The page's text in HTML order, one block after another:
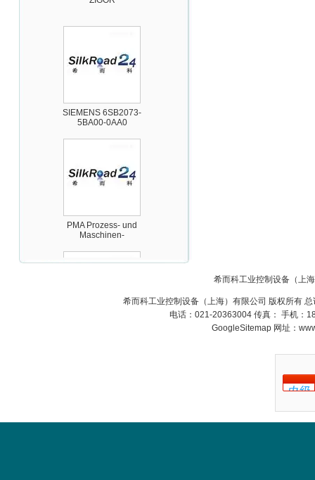
SIEMENS 6SB2073-
5BA00-0AA0
PMA Prozess- und
Maschinen-
Automation GmbH
希而科工业控制设备（上
希而科工业控制设备（上海）有限公司 版权所有
电话：021-20363004 传真： 手机：
GoogleSitemap网址：